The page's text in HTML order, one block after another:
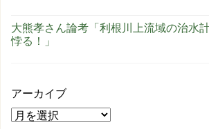
大熊孝さん論考「利根川上流域の治水
悖る！」
アーカイブ